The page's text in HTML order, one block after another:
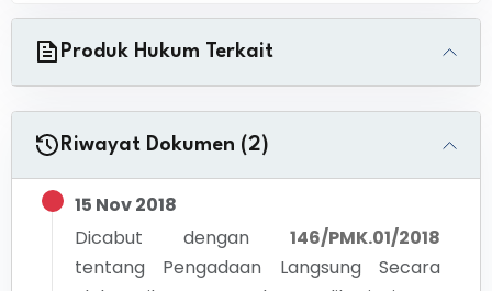
Produk Hukum Terkait
Riwayat Dokumen (2)
15 Nov 2018
Dicabut dengan
146/PMK.01/2018
tentang Pengadaan Langsung Secara